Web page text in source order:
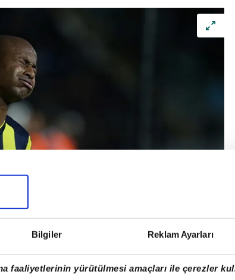
Bilgiler Reklam Ayarları
faaliyetlerinin yürütülmesi amaçları ile çerezler